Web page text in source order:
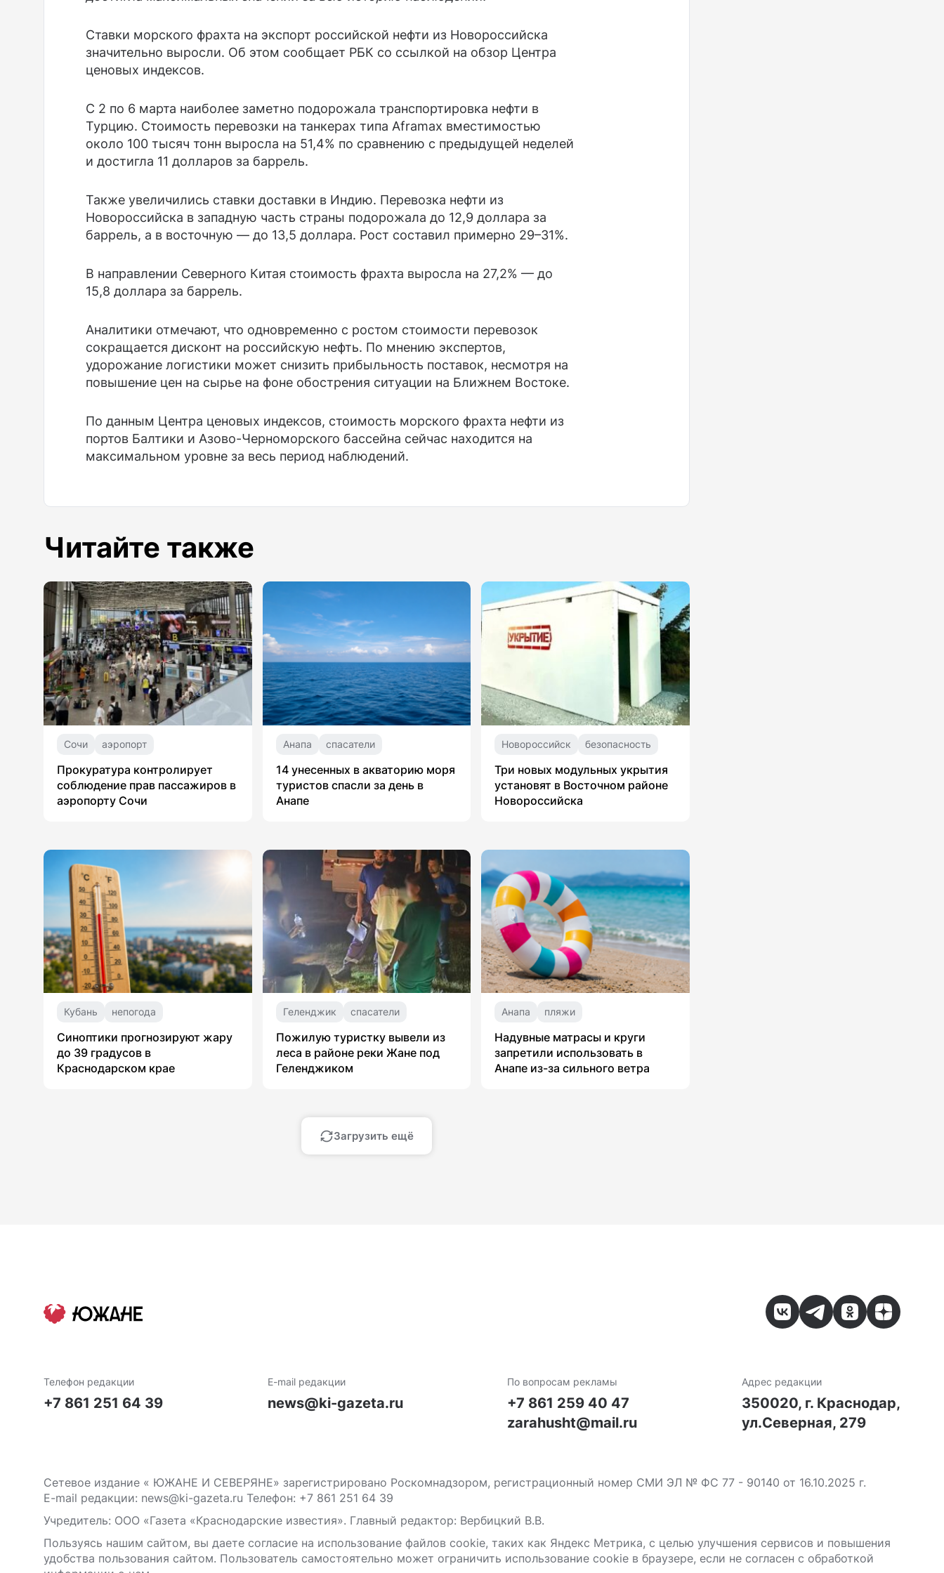
Ставки морского фрахта на экспорт российской нефти из Новороссийска
значительно выросли. Об этом сообщает РБК со ссылкой на обзор Центра
ценовых индексов.
С 2 по 6 марта наиболее заметно подорожала транспортировка нефти в
Турцию. Стоимость перевозки на танкерах типа Aframax вместимостью
около 100 тысяч тонн выросла на 51,4% по сравнению с предыдущей неделей
и достигла 11 долларов за баррель.
Также увеличились ставки доставки в Индию. Перевозка нефти из
Новороссийска в западную часть страны подорожала до 12,9 доллара за
баррель, а в восточную — до 13,5 доллара. Рост составил примерно 29–31%.
В направлении Северного Китая стоимость фрахта выросла на 27,2% — до
15,8 доллара за баррель.
Аналитики отмечают, что одновременно с ростом стоимости перевозок
сокращается дисконт на российскую нефть. По мнению экспертов,
удорожание логистики может снизить прибыльность поставок, несмотря на
повышение цен на сырье на фоне обострения ситуации на Ближнем Востоке.
По данным Центра ценовых индексов, стоимость морского фрахта нефти из
портов Балтики и Азово-Черноморского бассейна сейчас находится на
максимальном уровне за весь период наблюдений.
Читайте также
Сочи аэропорт
Прокуратура контролирует
соблюдение прав пассажиров в
аэропорту Сочи
Анапа спасатели
14 унесенных в акваторию моря
туристов спасли за день в
Анапе
Новороссийск безопасность
Три новых модульных укрытия
установят в Восточном районе
Новороссийска
Кубань непогода
Синоптики прогнозируют жару
до 39 градусов в
Краснодарском крае
Геленджик спасатели
Пожилую туристку вывели из
леса в районе реки Жане под
Геленджиком
Анапа пляжи
Надувные матрасы и круги
запретили использовать в
Анапе из-за сильного ветра
Загрузить ещё
Телефон редакции
+7 861 251 64 39
E-mail редакции
news@ki-gazeta.ru
По вопросам рекламы
+7 861 259 40 47
zarahusht@mail.ru
Адрес редакции
350020, г. Краснодар,
ул.Северная, 279
Сетевое издание « ЮЖАНЕ И СЕВЕРЯНЕ» зарегистрировано Роскомнадзором, регистрационный номер СМИ ЭЛ № ФС 77 - 90140 от 16.10.2025 г.
E-mail редакции: news@ki-gazeta.ru Телефон: +7 861 251 64 39
Учредитель: ООО «Газета «Краснодарские известия». Главный редактор: Вербицкий В.В.
Пользуясь нашим сайтом, вы даете согласие на использование файлов сооkіе, таких как Яндекс Метрика, с целью улучшения сервисов и повышения
удобства пользования сайтом. Пользователь самостоятельно может ограничить использование сооkіе в браузере, если не согласен с обработкой